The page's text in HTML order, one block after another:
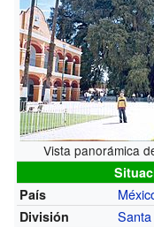
Vista panorámica
País
División